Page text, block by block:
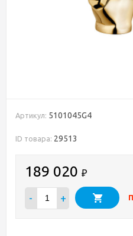
Артикул: 5101045G4
ID товара: 29513
189 020 ₽
- +